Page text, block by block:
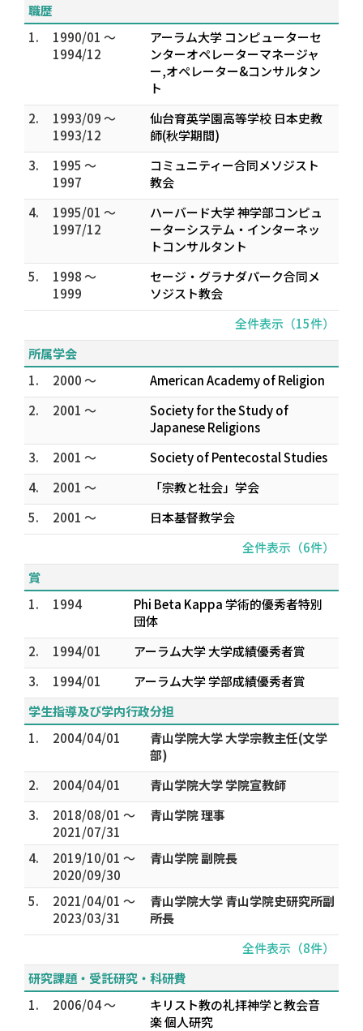
職歴
1.
1990/01 ～
1994/12
アーラム大学 コンピューターセ
ンターオペレーターマネージャ
ー,オペレーター&コンサルタン
ト
2.
1993/09 ～
1993/12
仙台育英学園高等学校 日本史教
師(秋学期間)
3.
1995 ～
1997
コミュニティー合同メソジスト
教会
4.
1995/01 ～
1997/12
ハーバード大学 神学部コンピュ
ーターシステム・インターネッ
トコンサルタント
5.
1998 ～
1999
セージ・グラナダパーク合同メ
ソジスト教会
全件表示（15件）
所属学会
1.
2000 ～
American Academy of Religion
2.
2001 ～
Society for the Study of
Japanese Religions
3.
2001 ～
Society of Pentecostal Studies
4.
2001 ～
「宗教と社会」学会
5.
2001 ～
日本基督教学会
全件表示（6件）
賞
1.
1994
Phi Beta Kappa 学術的優秀者特別
団体
2.
1994/01
アーラム大学 大学成績優秀者賞
3.
1994/01
アーラム大学 学部成績優秀者賞
学生指導及び学内行政分担
1.
2004/04/01
青山学院大学 大学宗教主任(文学
部)
2.
2004/04/01
青山学院大学 学院宣教師
3.
2018/08/01 ～
2021/07/31
青山学院 理事
4.
2019/10/01 ～
2020/09/30
青山学院 副院長
5.
2021/04/01 ～
2023/03/31
青山学院大学 青山学院史研究所副
所長
全件表示（8件）
研究課題・受託研究・科研費
1.
2006/04 ～
キリスト教の礼拝神学と教会音
楽 個人研究